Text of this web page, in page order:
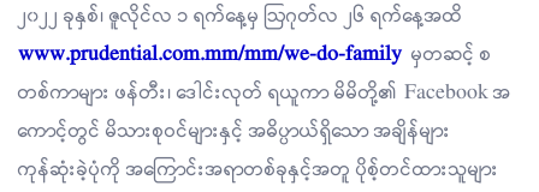
၂၀၂၂ ခုနှစ်၊ ဇူလိုင်လ ၁ ရက်နေ့မှ ဩဂုတ်လ ၂၆ ရက်နေ့အထိ
www.prudential.com.mm/mm/we-do-family မှတဆင့် စ
တစ်ကာများ ဖန်တီး၊ ဒေါင်းလုတ် ရယူကာ မိမိတို့၏ Facebook အ
ကောင့်တွင် မိသားစုဝင်များနှင့် အဓိပ္ပာယ်ရှိသော အချိန်များ
ကုန်ဆုံးခဲ့ပုံကို အကြောင်းအရာတစ်ခုနှင့်အတူ ပိုစ့်တင်ထားသူများ